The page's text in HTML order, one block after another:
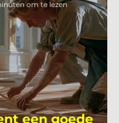
een goede
om te lezen